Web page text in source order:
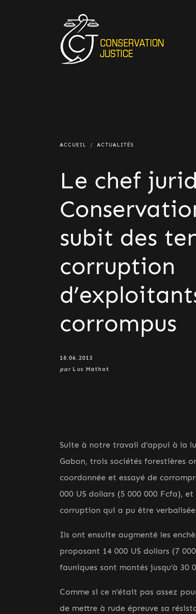
ACCUEIL ACTUALITÉS
Le chef
subit des
corruption
corrompus
18.06.2013
parLuc Mathot
Suite à notre travail d’appui à la
Gabon, trois sociétés forestières
coordonnée et essayé de
000 US dollars (5 000 000 Fcfa),
corruption qui a pu être
Ils ont ensuite augmenté les
proposant 14 000 US dollars (7
fauniques sont montés jusqu’à 30
Comme si ce n’était pas assez
de mettre à rude épreuve sa